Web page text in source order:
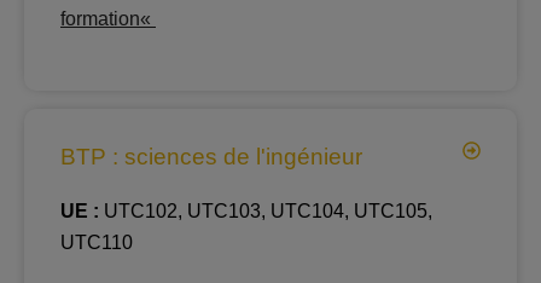
formation«
BTP : sciences de l'ingénieur
UE : UTC102, UTC103, UTC104, UTC105,
UTC110